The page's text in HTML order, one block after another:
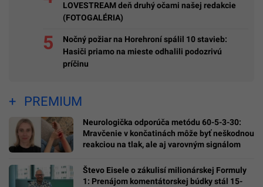
LOVESTREAM deň druhý očami našej redakcie
(FOTOGALÉRIA)
Nočný požiar na Horehroní spálil 10 stavieb:
Hasiči priamo na mieste odhalili podozrivú
príčinu
PREMIUM
Neurologička odporúča metódu 60-5-3-30:
Mravčenie v končatinách môže byť neškodnou
reakciou na tlak, ale aj varovným signálom
Števo Eisele o zákulisí milionárskej Formuly
1: Prenájom komentátorskej búdky stál 15-